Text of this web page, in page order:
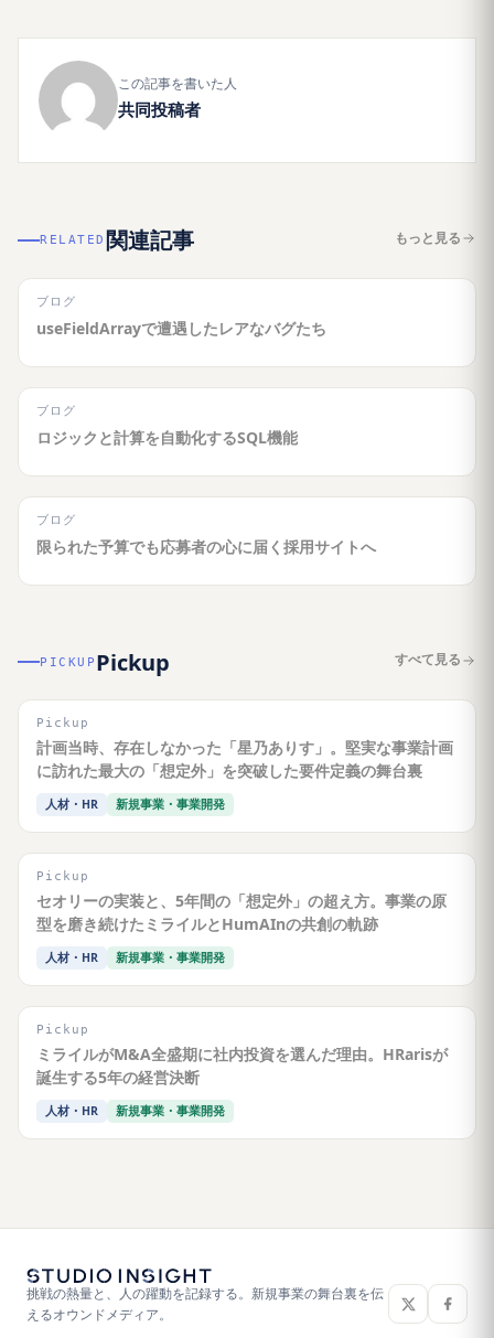
この記事を書いた人
共同投稿者
RELATED 関連記事 もっと見る
ブログ
useFieldArrayで遭遇したレアなバグたち
ブログ
ロジックと計算を自動化するSQL機能
ブログ
限られた予算でも応募者の心に届く採用サイトへ
PICKUP Pickup すべて見る
Pickup
計画当時、存在しなかった「星乃ありす」。堅実な事業計画
に訪れた最大の「想定外」を突破した要件定義の舞台裏
人材・HR 新規事業・事業開発
Pickup
セオリーの実装と、5年間の「想定外」の超え方。事業の原
型を磨き続けたミライルとHumAInの共創の軌跡
人材・HR 新規事業・事業開発
Pickup
ミライルがM&A全盛期に社内投資を選んだ理由。HRarisが
誕生する5年の経営決断
人材・HR 新規事業・事業開発
挑戦の熱量と、人の躍動を記録する。新規事業の舞台裏を伝
えるオウンドメディア。